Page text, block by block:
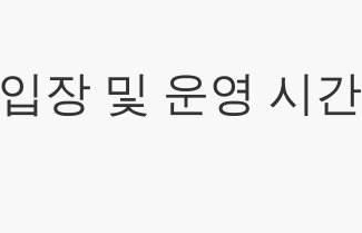
입장 및 운영 시간